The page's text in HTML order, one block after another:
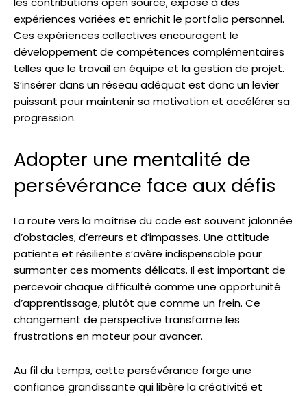
expériences variées et enrichit le portfolio personnel.
Ces expériences collectives encouragent le
développement de compétences complémentaires
telles que le travail en équipe et la gestion de projet.
S’insérer dans un réseau adéquat est donc un levier
puissant pour maintenir sa motivation et accélérer sa
progression.
Adopter une mentalité de
persévérance face aux défis
La route vers la maîtrise du code est souvent jalonnée
d’obstacles, d’erreurs et d’impasses. Une attitude
patiente et résiliente s’avère indispensable pour
surmonter ces moments délicats. Il est important de
percevoir chaque difficulté comme une opportunité
d’apprentissage, plutôt que comme un frein. Ce
changement de perspective transforme les
frustrations en moteur pour avancer.
Au fil du temps, cette persévérance forge une
confiance grandissante qui libère la créativité et